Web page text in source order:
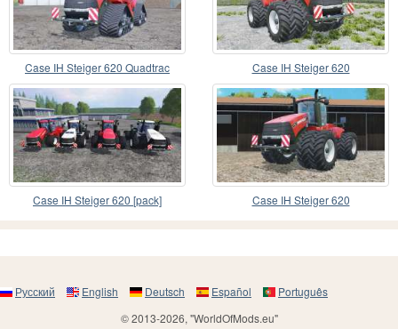
Case IH Steiger 620 Quadtrac Case IH Steiger 620
Case IH Steiger 620 [pack] Case IH Steiger 620
Русский English Deutsch Español
Português
© 2013-2026, "WorldOfMods.eu"